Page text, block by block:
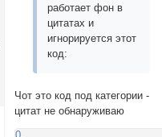
работает фон в
цитатах и
игнорируется этот
код:
Чот это код под категории -
цитат не обнаруживаю